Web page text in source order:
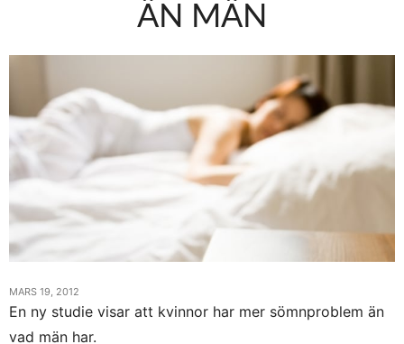
ÄN MÄN
MARS 19, 2012
En ny studie visar att kvinnor har mer sömnproblem än
vad män har.